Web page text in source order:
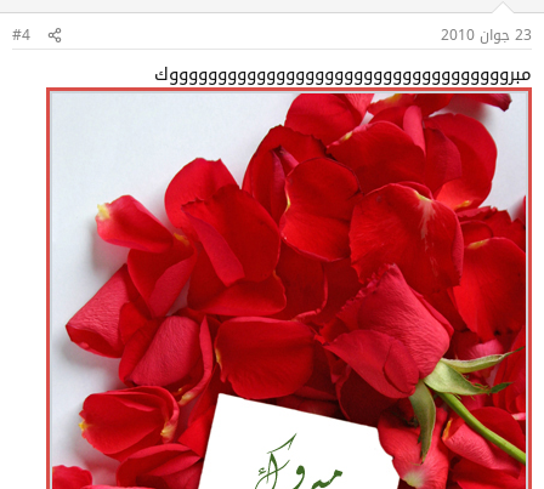
23 جوان 2010 #4
مبروووووووووووووووووووووووووووووووووووك